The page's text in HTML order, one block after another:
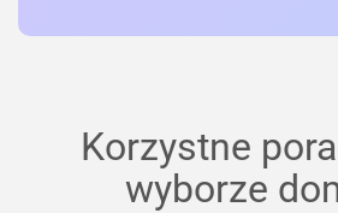
Korzystne
wyborze